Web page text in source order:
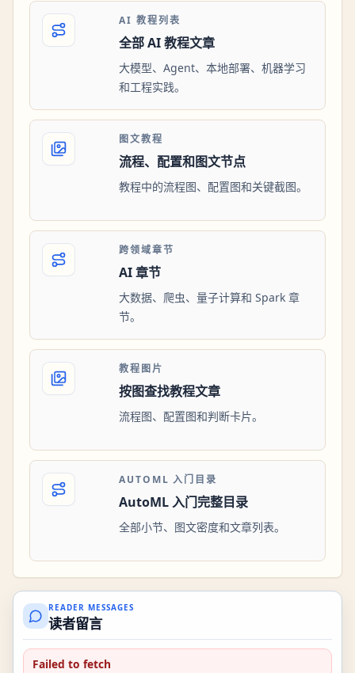
AI 教程列表
全部 AI 教程文章
大模型、Agent、本地部署、机器学习
和工程实践。
图文教程
流程、配置和图文节点
教程中的流程图、配置图和关键截图。
跨领域章节
AI 章节
大数据、爬虫、量子计算和 Spark 章
节。
教程图片
按图查找教程文章
流程图、配置图和判断卡片。
AUTOML 入门目录
AutoML 入门完整目录
全部小节、图文密度和文章列表。
READER MESSAGES
读者留言
Failed to fetch